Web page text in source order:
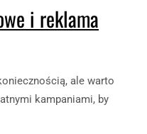
i reklama
ale warto
kampaniami, by